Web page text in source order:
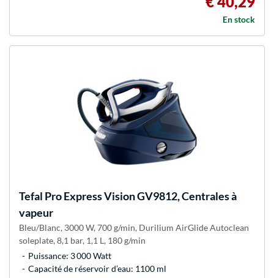
En stock
Tefal Pro Express Vision GV9812, Centrales à
vapeur
Bleu/Blanc, 3000 W, 700 g/min, Durilium AirGlide Autoclean
soleplate, 8,1 bar, 1,1 L, 180 g/min
Puissance: 3 000 Watt
Capacité de réservoir d’eau: 1100 ml